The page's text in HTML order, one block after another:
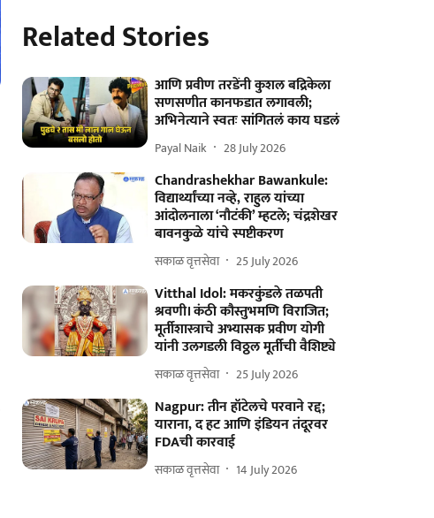
Related Stories
आणि प्रवीण तरडेंनी कुशल बद्रिकेला
सणसणीत कानफडात लगावली;
अभिनेत्याने स्वतः सांगितलं काय घडलं
Payal Naik 28 July 2026
Chandrashekhar Bawankule:
विद्यार्थ्यांच्या नव्हे, राहुल यांच्या
आंदोलनाला ‘नौटंकी’ म्हटले; चंद्रशेखर
बावनकुळे यांचे स्पष्टीकरण
सकाळ वृत्तसेवा 25 July 2026
Vitthal Idol: मकरकुंडले तळपती
श्रवणी। कंठी कौस्तुभमणि विराजित;
मूर्तीशास्त्राचे अभ्यासक प्रवीण योगी
यांनी उलगडली विठ्ठल मूर्तीची वैशिष्ट्ये
सकाळ वृत्तसेवा 25 July 2026
Nagpur: तीन हॉटेलचे परवाने रद्द;
याराना, द हट आणि इंडियन तंदूरवर
FDAची कारवाई
सकाळ वृत्तसेवा 14 July 2026